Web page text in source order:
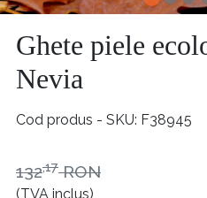
Ghete piele
Nevia
Cod produs - SKU F38945
(TVA inclus)
132,17 RON